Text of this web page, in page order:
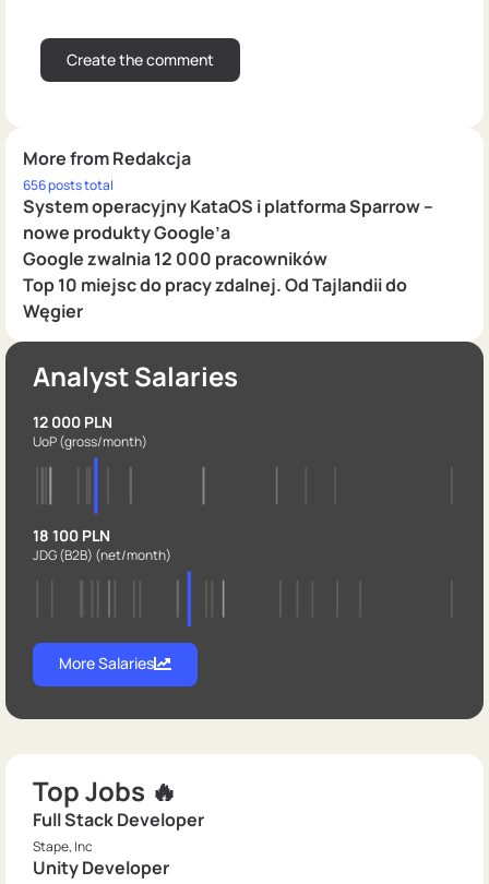
More from Redakcja
656 posts total
System operacyjny KataOS i platforma Sparrow –
nowe produkty Google’a
Google zwalnia 12 000 pracowników
Top 10 miejsc do pracy zdalnej. Od Tajlandii do
Węgier
Analyst Salaries
12 000 PLN
UoP(gross/month)
18 100 PLN
JDG (B2B) (net/month)
More Salaries
Top Jobs 🔥
Full Stack Developer
Stape, Inc
Unity Developer